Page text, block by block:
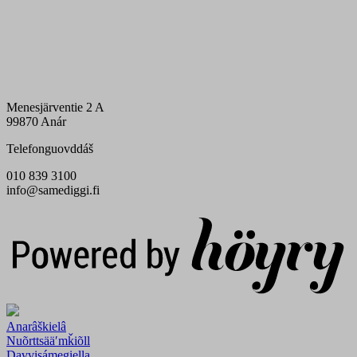
Menesjärventie 2 A
99870 Anár
Telefonguovddáš
010 839 3100
info@samediggi.fi
Anarâškielâ
Nuõrttsääʹmǩiõll